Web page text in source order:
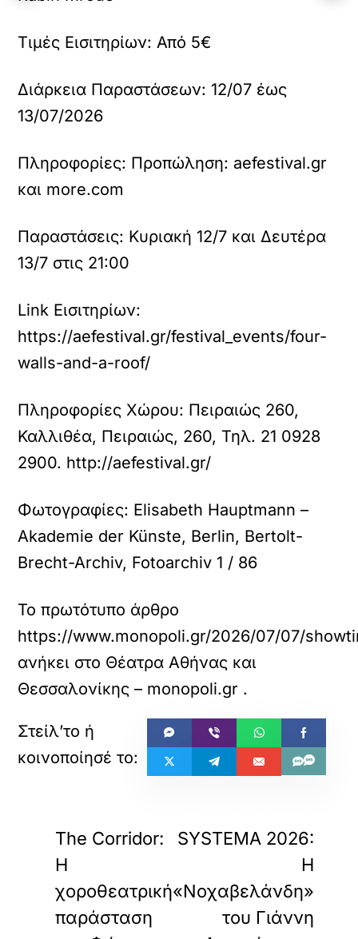
Τιμές Εισιτηρίων:Από 5€
Διάρκεια Παραστάσεων: 12/07 έως
13/07/2026
Πληροφορίες: Προπώληση: aefestival.gr
και more.com
Παραστάσεις: Κυριακή 12/7 και Δευτέρα
13/7 στις 21:00
Link Εισιτηρίων:
https://aefestival.gr/festival_events/four-
walls-and-a-roof/
Πληροφορίες Χώρου: Πειραιώς 260,
Καλλιθέα, Πειραιώς, 260, Τηλ. 21 0928
2900. http://aefestival.gr/
Φωτογραφίες: Elisabeth Hauptmann –
Akademie der Künste, Berlin, Bertolt-
Brecht-Archiv, Fotoarchiv 1 / 86
Το πρωτότυπο άρθρο
https://www.monopoli.gr/2026/07/07/
ανήκει στο Θέατρα Αθήνας και
Θεσσαλονίκης – monopoli.gr .
The Corridor:
Η
χοροθεατρική
παράσταση
SYSTEMA 2026:
Η
«Νοχαβελάνδη»
του Γιάννη